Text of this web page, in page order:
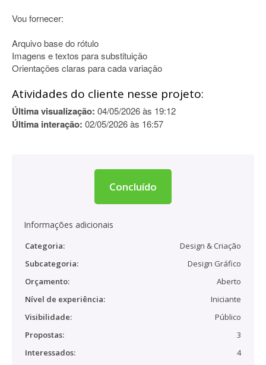
Vou fornecer:
Arquivo base do rótulo
Imagens e textos para substituição
Orientações claras para cada variação
Atividades do cliente nesse projeto:
Última visualização: 04/05/2026 às 19:12
Última interação: 02/05/2026 às 16:57
Concluído
Informações adicionais
Categoria:
Design & Criação
Subcategoria:
Design Gráfico
Orçamento:
Aberto
Nível de experiência:
Iniciante
Visibilidade:
Público
Propostas:
3
Interessados:
4